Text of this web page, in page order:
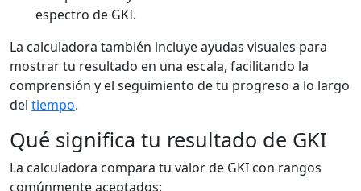
espectro de GKI.
La calculadora también incluye ayudas visuales para
mostrar tu resultado en una escala, facilitando la
comprensión y el seguimiento de tu progreso a lo largo
del tiempo.
Qué significa tu resultado de GKI
La calculadora compara tu valor de GKI con rangos
comúnmente aceptados: